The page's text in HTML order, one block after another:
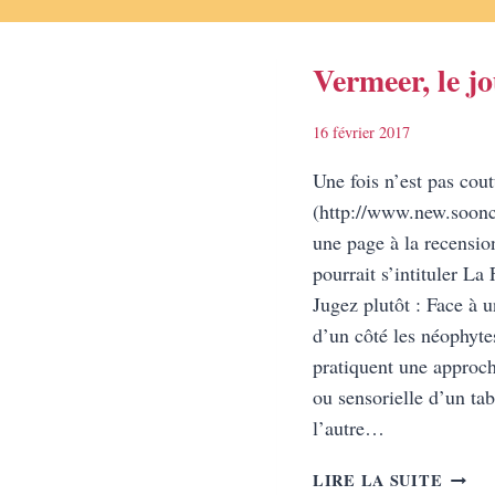
Vermeer, le
16 février 2017
Une fois n’est pas
(http://
une page à la
pourrait s’intituler La
Jugez plutôt : Face à
d’un côté les
pratiquent une
ou sensorielle d’un
l’autre…
LIRE LA SUITE